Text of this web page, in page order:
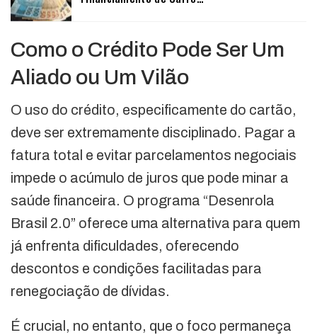
Como o Crédito Pode Ser Um
Aliado ou Um Vilão
O uso do crédito, especificamente do cartão,
deve ser extremamente disciplinado. Pagar a
fatura total e evitar parcelamentos negociais
impede o acúmulo de juros que pode minar a
saúde financeira. O programa “Desenrola
Brasil 2.0” oferece uma alternativa para quem
já enfrenta dificuldades, oferecendo
descontos e condições facilitadas para
renegociação de dívidas.
É crucial, no entanto, que o foco permaneça